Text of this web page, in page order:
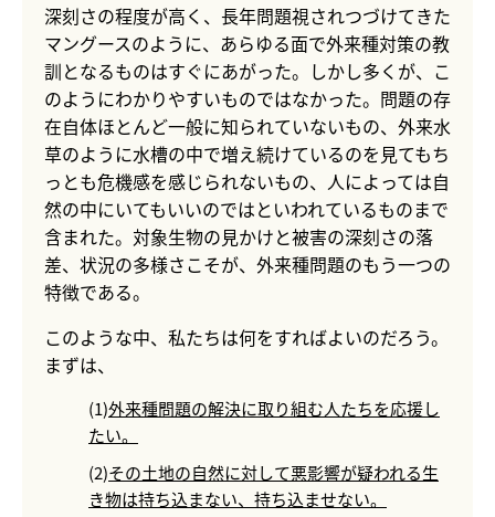
深刻さの程度が高く、長年問題視されつづけてきた
マングースのように、あらゆる面で外来種対策の教
訓となるものはすぐにあがった。しかし多くが、こ
のようにわかりやすいものではなかった。問題の存
在自体ほとんど一般に知られていないもの、外来水
草のように水槽の中で増え続けているのを見てもち
っとも危機感を感じられないもの、人によっては自
然の中にいてもいいのではといわれているものまで
含まれた。対象生物の見かけと被害の深刻さの落
差、状況の多様さこそが、外来種問題のもう一つの
特徴である。
このような中、私たちは何をすればよいのだろう。
まずは、
(1)外来種問題の解決に取り組む人たちを応援し
たい。
(2)その土地の自然に対して悪影響が疑われる生
き物は持ち込まない、持ち込ませない。